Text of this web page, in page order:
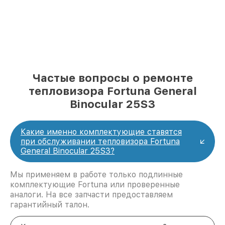
Частые вопросы о ремонте
тепловизора Fortuna General
Binocular 25S3
Какие именно комплектующие ставятся
при обслуживании тепловизора Fortuna
General Binocular 25S3?
Мы применяем в работе только подлинные
комплектующие Fortuna или проверенные
аналоги. На все запчасти предоставляем
гарантийный талон.